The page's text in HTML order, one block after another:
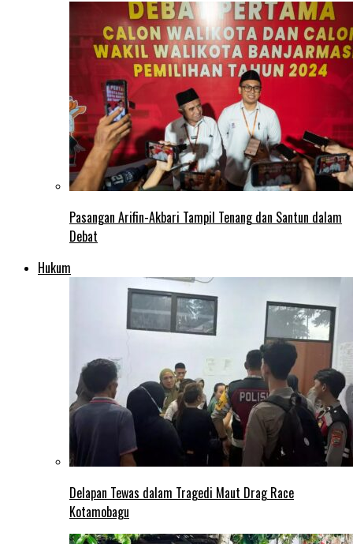
Pasangan Arifin-Akbari Tampil Tenang dan Santun dalam
Debat
Hukum
Delapan Tewas dalam Tragedi Maut Drag Race
Kotamobagu